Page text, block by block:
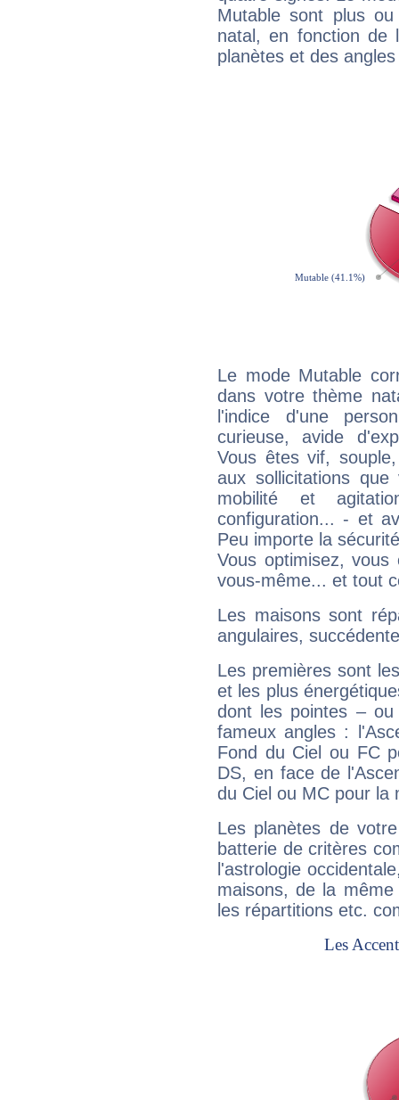
Mutable sont plus
natal, en fonction de
planètes et des
Le mode Mutable
dans votre thème
l'indice d'une
curieuse, avide
Vous êtes vif,
aux sollicitations
mobilité et
configuration... - et
Peu importe la
Vous optimisez, vous
vous-même... et tout
Les maisons sont
angulaires,
Les premières sont
et les plus
dont les pointes –
fameux angles :
Fond du Ciel ou FC
DS, en face de
du Ciel ou MC pour la
Les planètes de
batterie de critères
l'astrologie
maisons, de la
les répartitions etc.